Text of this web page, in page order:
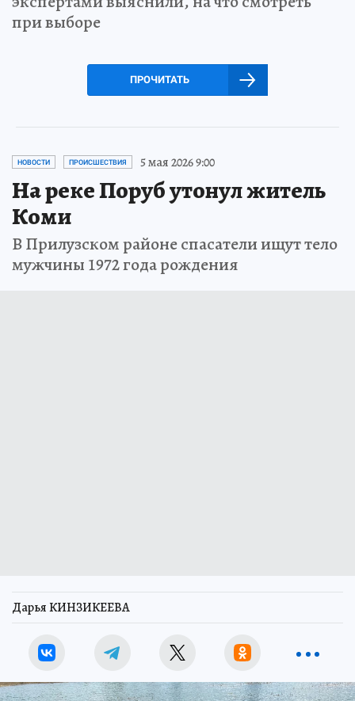
при выборе
ПРОЧИТАТЬ
НОВОСТИ ПРОИСШЕСТВИЯ 5 мая 2026 9:00
На реке Поруб утонул житель
Коми
В Прилузском районе спасатели ищут тело
мужчины 1972 года рождения
Дарья КИНЗИКЕЕВА